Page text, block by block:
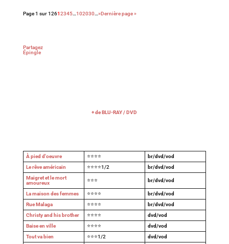
Page 1 sur 12612345…102030…»Dernière page »
Partagez
Épingle
+ de BLU-RAY / DVD
À pied d'oeuvre ⭐⭐⭐⭐
br/dvd/vod
Le rêve américain
⭐⭐⭐⭐1/2
br/dvd/vod
Maigret et le mort
amoureux
⭐⭐⭐ br/dvd/vod
La maison des femmes ⭐⭐⭐⭐
br/dvd/vod
Rue Malaga
⭐⭐⭐⭐
br/dvd/vod
Christy and his brother
⭐⭐⭐⭐
dvd/vod
Baise en ville
⭐⭐⭐⭐
dvd/vod
Tout va bien
⭐⭐⭐1/2
dvd/vod